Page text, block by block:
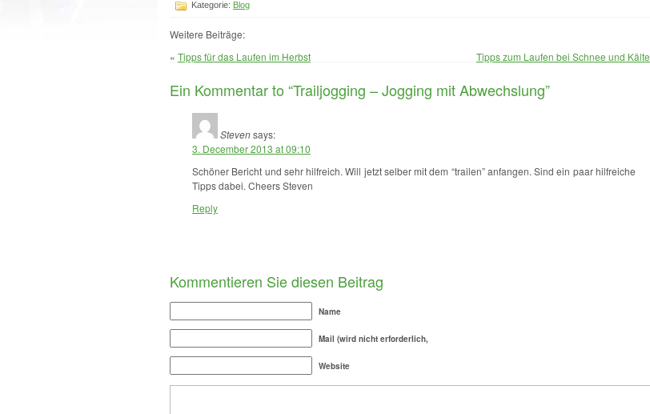
Kategorie: Blog
Weitere Beiträge:
« Tipps für das Laufen im Herbst Tipps zum Laufen bei Schnee und Kälte
Ein Kommentar to “Trailjogging – Jogging mit Abwechslung”
Stevensays:
3. December 2013 at 09:10
Schöner Bericht und sehr hilfreich. Will jetzt selber mit dem “trailen” anfangen. Sind ein paar hilfreiche
Tipps dabei. Cheers Steven
Reply
Kommentieren Sie diesen Beitrag
Name
Mail (wird nicht erforderlich,
Website